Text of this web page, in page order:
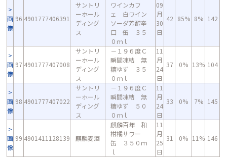
画
像
96 4901777406391
サントリ
ーホール
ディング
ス
ワインカフ
ェ 白ワイン
ソーダ芳醇辛
口 缶 ３５
０ｍｌ
09
月
30
日
42 85% 8% 142
画
像
97 4901777407008
サントリ
ーホール
ディング
ス
－１９６度Ｃ
瞬間凍結 無
糖ゆず ３５
０ｍｌ
11
月
24
日
37 0% 13% 104
画
像
98 4901777407022
サントリ
ーホール
ディング
ス
－１９６度Ｃ
瞬間凍結 無
糖ゆず ５０
０ｍｌ
11
月
24
日
33 0% 7% 145
画
像
99 4901411128139 麒麟麦酒
麒麟百年 和
柑橘サワー
缶 ３５０ｍ
ｌ
11
月
25
日
31 0% 11% 146